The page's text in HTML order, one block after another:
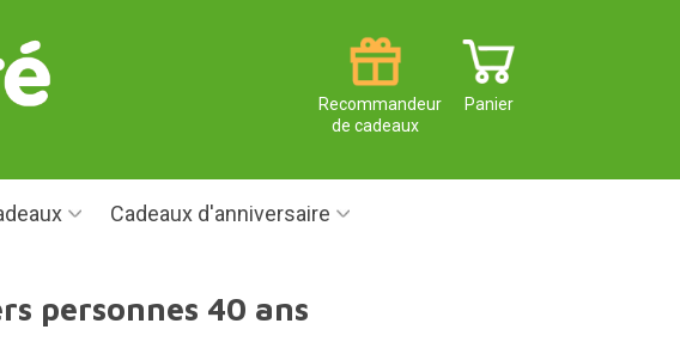
Panier
Recommandeur
de cadeaux
Cadeaux d'anniversaire
personnes 40 ans